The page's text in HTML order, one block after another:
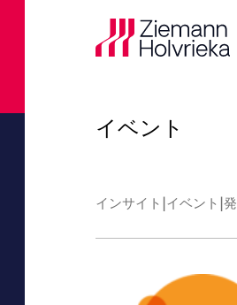
イベント
インサイト |イベント |